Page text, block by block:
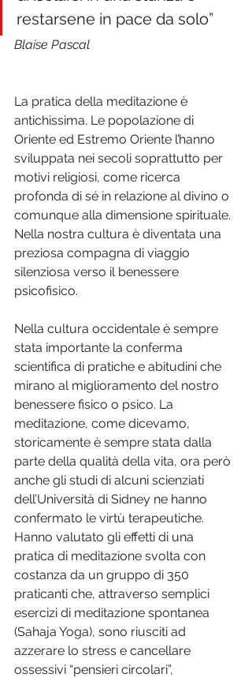
restarsene in pace da solo”
Blaise Pascal
La pratica della meditazione è
antichissima. Le popolazione di
Oriente ed Estremo Oriente l’hanno
sviluppata nei secoli soprattutto per
motivi religiosi, come ricerca
profonda di sé in relazione al divino o
comunque alla dimensione spirituale.
Nella nostra cultura è diventata una
preziosa compagna di viaggio
silenziosa verso il benessere
psicofisico.
Nella cultura occidentale è sempre
stata importante la conferma
scientifica di pratiche e abitudini che
mirano al miglioramento del nostro
benessere fisico o psico. La
meditazione, come dicevamo,
storicamente è sempre stata dalla
parte della qualità della vita, ora però
anche gli studi di alcuni scienziati
dell’Università di Sidney ne hanno
confermato le virtù terapeutiche.
Hanno valutato gli effetti di una
pratica di meditazione svolta con
costanza da un gruppo di 350
praticanti che, attraverso semplici
esercizi di meditazione spontanea
(Sahaja Yoga), sono riusciti ad
azzerare lo stress e cancellare
ossessivi “pensieri circolari”,